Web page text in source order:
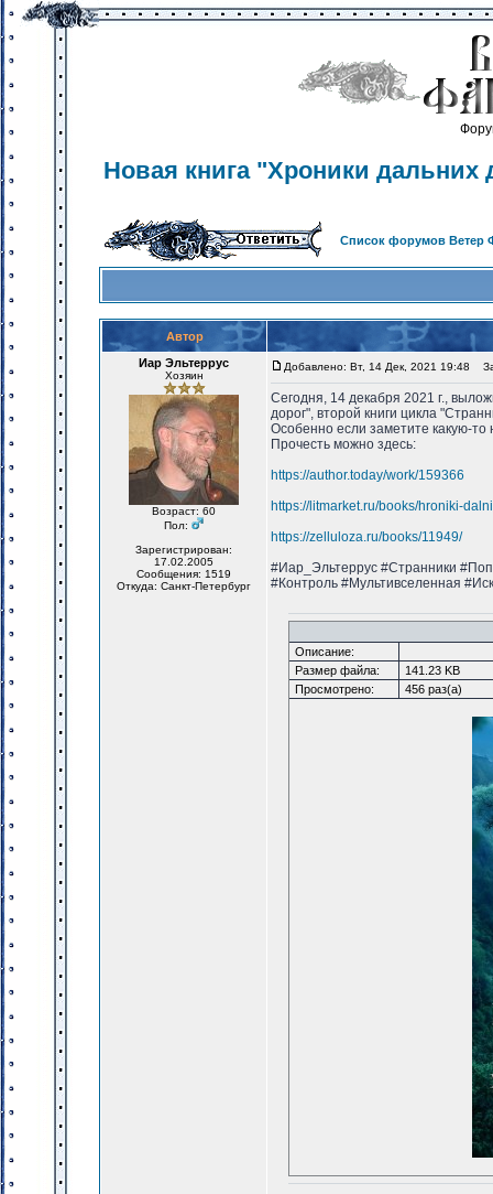
Новая книга "Хроники дальних
Список форумов Ветер
Автор
Иар Эльтеррус
Хозяин
Возраст: 60
Пол:
Зарегистрирован:
17.02.2005
Сообщения: 1519
Откуда: Санкт-Петербург
Добавлено: Вт, 14 Дек, 2021 19:48
Сегодня, 14 декабря 2021 г.,
дорог", второй книги цикла
Особенно если заметите какую-то
Прочесть можно здесь:
https://author.today/work/159366
https://litmarket.ru/books/hroniki-
https://zelluloza.ru/books/11949/
#Иар_Эльтеррус #Странники
#Контроль #Мультивселенная
Описание:
Размер файла:
141.23 KB
Просмотрено:
456 раз(а)